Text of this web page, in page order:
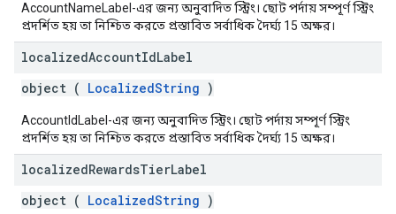
AccountNameLabel-এর জন্য অনুবাদিত স্ট্রিং। ছোট পর্দায় সম্পূর্ণ স্ট্রিং
প্রদর্শিত হয় তা নিশ্চিত করতে প্রস্তাবিত সর্বাধিক দৈর্ঘ্য 15 অক্ষর।
localizedAccountIdLabel
object ( LocalizedString )
AccountIdLabel-এর জন্য অনুবাদিত স্ট্রিং। ছোট পর্দায় সম্পূর্ণ স্ট্রিং
প্রদর্শিত হয় তা নিশ্চিত করতে প্রস্তাবিত সর্বাধিক দৈর্ঘ্য 15 অক্ষর।
localizedRewardsTierLabel
object ( LocalizedString )